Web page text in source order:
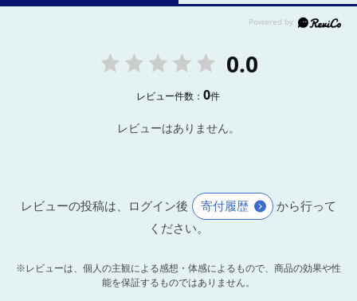
0.0
レビュー件数：0件
レビューはありません。
レビューの投稿は、ログイン後 寄付履歴
から行って
ください。
※レビューは、個人の主観による感想・体感によるもので、商品の効果や性
能を保証するものではありません。